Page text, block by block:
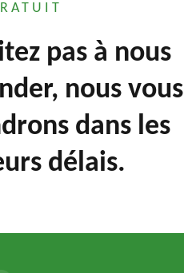
pas à nous
nous vous
dans les
délais.